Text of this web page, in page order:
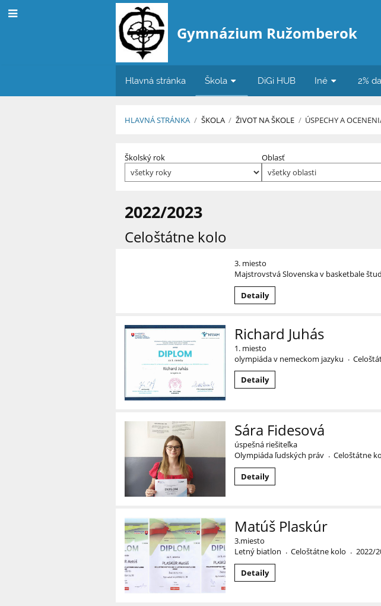
Gymnázium Ružomberok
Hlavná stránka Škola DiGi HUB Iné 2%
HLAVNÁ STRÁNKA / ŠKOLA / ŽIVOT NA ŠKOLE / ÚSPECHY A
Úspechy
a
Školský rok Oblasť
2022/2023
Celoštátne kolo
3. miesto
Majstrovstvá Slovenska v basketbale
Detaily
Richard Juhás
1. miesto
olympiáda v nemeckom jazyku ·
Detaily
Sára Fidesová
úspešná riešiteľka
Olympiáda ľudských práv · Celoštátne
Detaily
Matúš Plaskúr
3.miesto
Letný biatlon · Celoštátne kolo · 2022/
Detaily